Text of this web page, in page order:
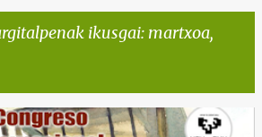
ikusgai: martxoa,